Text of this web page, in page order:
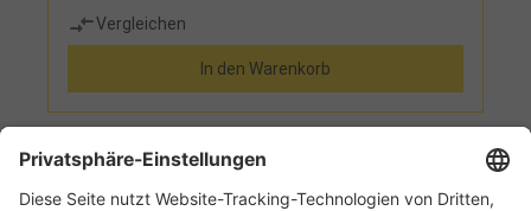
Vergleichen
In den Warenkorb
1 2 3